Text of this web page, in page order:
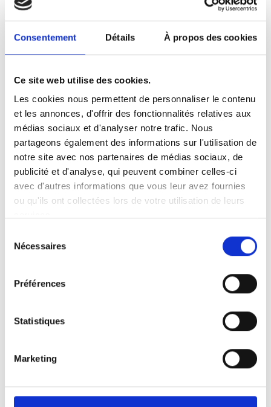
Consentement Détails À propos des cookies
Ce site web utilise des cookies.
Les cookies nous permettent de personnaliser le contenu
et les annonces, d'offrir des fonctionnalités relatives aux
médias sociaux et d'analyser notre trafic. Nous
partageons également des informations sur l'utilisation de
notre site avec nos partenaires de médias sociaux, de
publicité et d'analyse, qui peuvent combiner celles-ci
avec d'autres informations que vous leur avez fournies
ou qu'ils ont collectées lors de votre utilisation de leurs
Nécessaires
Préférences
Statistiques
Marketing